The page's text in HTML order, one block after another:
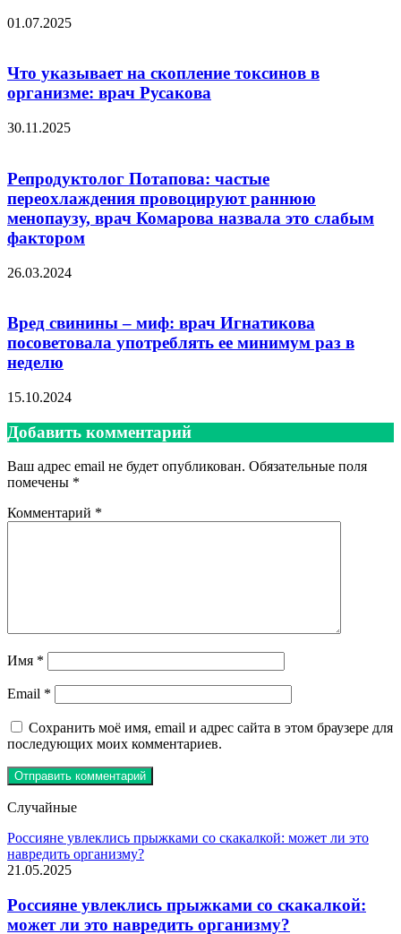
01.07.2025
Что указывает на скопление токсинов в
организме: врач Русакова
30.11.2025
Репродуктолог Потапова: частые
переохлаждения провоцируют раннюю
менопаузу, врач Комарова назвала это слабым
фактором
26.03.2024
Вред свинины – миф: врач Игнатикова
посоветовала употреблять ее минимум раз в
неделю
15.10.2024
Добавить комментарий
Ваш адрес email не будет опубликован. Обязательные поля
помечены *
Комментарий *
Имя *
Email *
Сохранить моё имя, email и адрес сайта в этом браузере для
последующих моих комментариев.
Случайные
Россияне увлеклись прыжками со скакалкой: может ли это
навредить организму?
21.05.2025
Россияне увлеклись прыжками со скакалкой:
может ли это навредить организму?